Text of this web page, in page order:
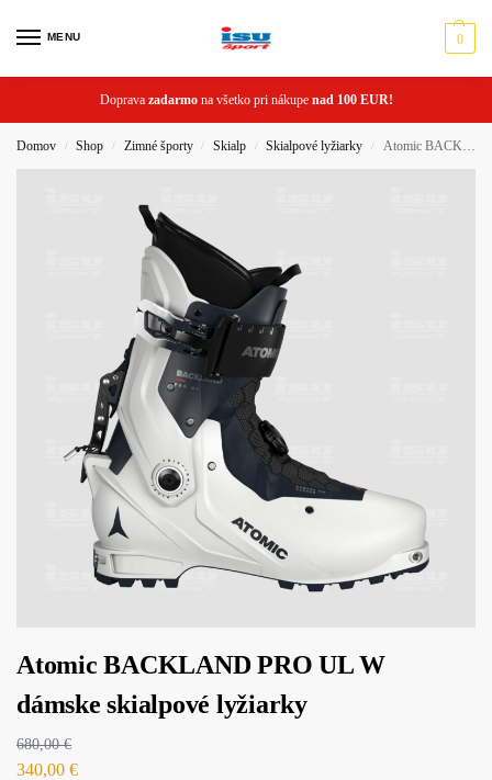
MENU 0
Doprava zadarmona všetko pri nákupe nad 100 EUR!
Domov / Shop / Zimné športy / Skialp / Skialpové lyžiarky / Atomic BACKLAND PRO UL W dámske skialpové lyžiarky
Atomic BACKLAND PRO UL W
dámske skialpové lyžiarky
680,00€
340,00 €